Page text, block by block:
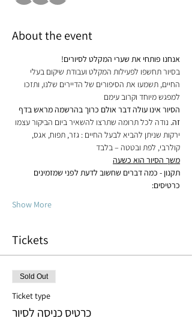
About the event
אנחנו פותחי את שערי המקלט לסיורים!
בסיור תחשפו לפעילות המקלט ועבודת שיקום בעלי
החיים, תשמעו את הסיפורים של הדיירים שלנו, ותזכו
למפגש מיוחד וקרוב עימם
הסיור אינו עולה דבר אולם כרוך בהרשמה מראש בדף
זה. נודה לכל תרומה שתרצו להשאיר ביום הביקור עצמו
ירקות שניתן להביא לבעל החיים : גזר, תפוח, אגס,
קולרבי, לפת ובטטה – בלבד
משך הסיור הוא כשעה
תקנון - כמה דברים שחשוב לדעת לפני שמזמינים
כרטיסים:
Show More
Tickets
Sold Out
Ticket type
כרטיס כניסה לסיור